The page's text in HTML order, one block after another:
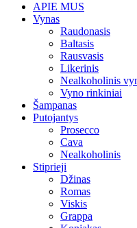
APIE MUS
Vynas
Raudonasis
Baltasis
Rausvasis
Likerinis
Nealkoholinis
Vyno rinkiniai
Šampanas
Putojantys
Prosecco
Cava
Nealkoholinis
Stiprieji
Džinas
Romas
Viskis
Grappa